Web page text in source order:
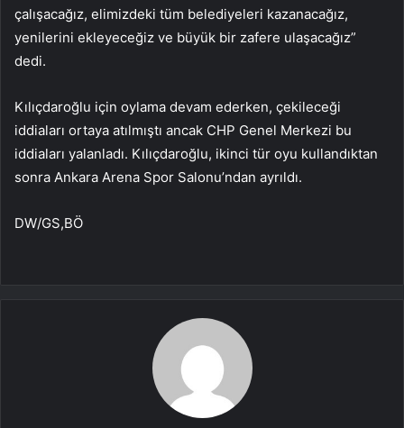
çalışacağız, elimizdeki tüm belediyeleri kazanacağız,
yenilerini ekleyeceğiz ve büyük bir zafere ulaşacağız”
dedi.
Kılıçdaroğlu için oylama devam ederken, çekileceği
iddiaları ortaya atılmıştı ancak CHP Genel Merkezi bu
iddiaları yalanladı. Kılıçdaroğlu, ikinci tür oyu kullandıktan
sonra Ankara Arena Spor Salonu’ndan ayrıldı.
DW/GS,BÖ